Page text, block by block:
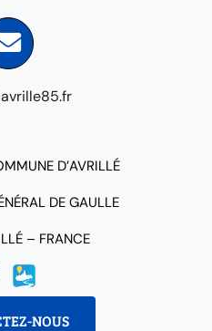
D’AVRILLÉ
DE GAULLE
– FRANCE
NOUS